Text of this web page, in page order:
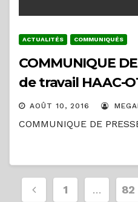
ACTUALITÉS COMMUNIQUÉS
COMMUNIQUE
de travail HAAC-
AOÛT 10, 2016
COMMUNIQUE DE
Pagination
1 … 82